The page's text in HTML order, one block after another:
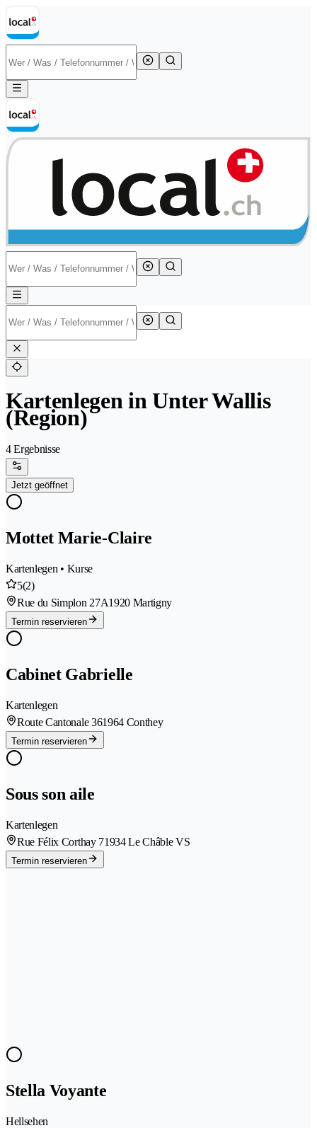
Kartenlegen in Unter Wallis
(Region)
4 Ergebnisse
Jetzt geöffnet
Mottet Marie-Claire
Kartenlegen • Kurse
5(2)
Rue du Simplon 27A1920 Martigny
Termin reservieren
Cabinet Gabrielle
Kartenlegen
Route Cantonale 361964 Conthey
Termin reservieren
Sous son aile
Kartenlegen
Rue Félix Corthay 71934 Le Châble VS
Termin reservieren
Stella Voyante
Hellsehen